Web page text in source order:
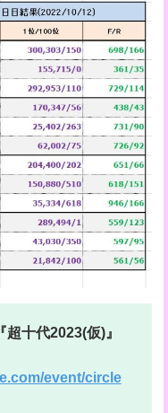
十代2023(仮)』
event/circle